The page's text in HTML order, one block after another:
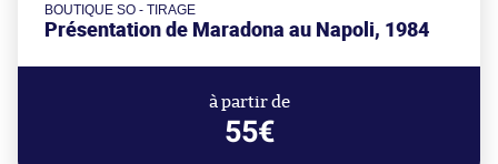
BOUTIQUE SO - TIRAGE
Présentation de Maradona au Napoli, 1984
à partir de
55€